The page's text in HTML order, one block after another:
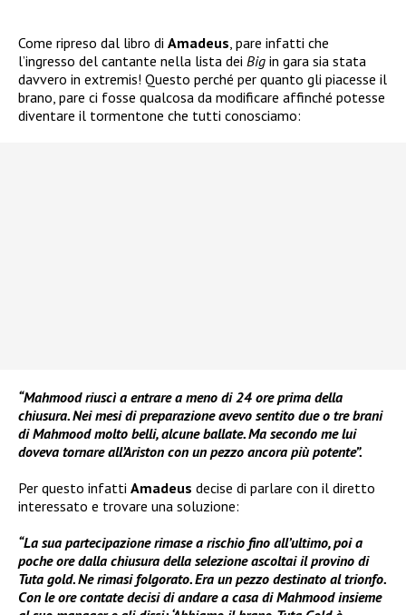
Come ripreso dal libro di Amadeus , pare infatti che
l’ingresso del cantante nella lista dei Big in gara sia stata
davvero in extremis! Questo perché per quanto gli piacesse il
brano, pare ci fosse qualcosa da modificare affinché potesse
diventare il tormentone che tutti conosciamo:
“Mahmood riuscì a entrare a meno di 24 ore prima della
chiusura. Nei mesi di preparazione avevo sentito due o tre brani
di Mahmood molto belli, alcune ballate. Ma secondo me lui
doveva tornare all’Ariston con un pezzo ancora più potente”.
Per questo infatti Amadeus decise di parlare con il diretto
interessato e trovare una soluzione:
“La sua partecipazione rimase a rischio fino all’ultimo, poi a
poche ore dalla chiusura della selezione ascoltai il provino di
Tuta gold. Ne rimasi folgorato. Era un pezzo destinato al trionfo.
Con le ore contate decisi di andare a casa di Mahmood insieme